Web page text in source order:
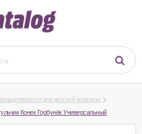
для детской комнаты
Конек Горбунёк Универсальный